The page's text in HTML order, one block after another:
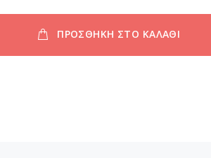
ΠΡΟΣΘΗΚΗ ΣΤΟ ΚΑΛΑΘΙ